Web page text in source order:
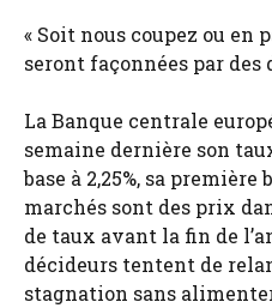
« Soit nous coupez ou en
seront façonnées par des
La Banque centrale
semaine dernière son
base à 2,25%, sa première
marchés sont des prix
de taux avant la fin de
décideurs tentent de
stagnation sans